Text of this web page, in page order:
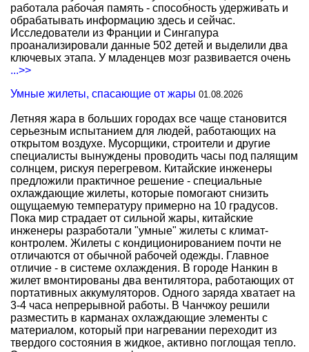
работала рабочая память - способность удерживать и
обрабатывать информацию здесь и сейчас.
Исследователи из Франции и Сингапура
проанализировали данные 502 детей и выделили два
ключевых этапа. У младенцев мозг развивается очень
...>>
Умные жилеты, спасающие от жары 01.08.2026
Летняя жара в больших городах все чаще становится
серьезным испытанием для людей, работающих на
открытом воздухе. Мусорщики, строители и другие
специалисты вынуждены проводить часы под палящим
солнцем, рискуя перегревом. Китайские инженеры
предложили практичное решение - специальные
охлаждающие жилеты, которые помогают снизить
ощущаемую температуру примерно на 10 градусов.
Пока мир страдает от сильной жары, китайские
инженеры разработали "умные" жилеты с климат-
контролем. Жилеты с кондиционированием почти не
отличаются от обычной рабочей одежды. Главное
отличие - в системе охлаждения. В городе Нанкин в
жилет вмонтированы два вентилятора, работающих от
портативных аккумуляторов. Одного заряда хватает на
3-4 часа непрерывной работы. В Чанчжоу решили
разместить в карманах охлаждающие элементы с
материалом, который при нагревании переходит из
твердого состояния в жидкое, активно поглощая тепло.